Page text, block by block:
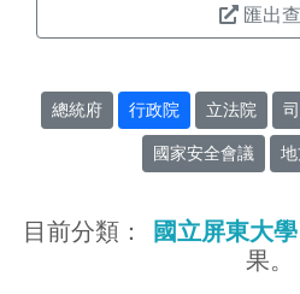
匯出
總統府 行政院 立法院
國家安全會議
目前分類： 國立屏東大學
果。